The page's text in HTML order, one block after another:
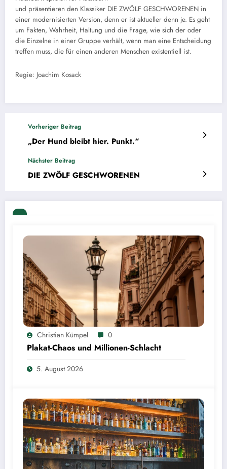
und präsentieren den Klassiker DIE ZWÖLF GESCHWORENEN in
einer modernisierten Version, denn er ist aktueller denn je. Es geht
um Fakten, Wahrheit, Haltung und die Frage, wie sich der oder
die Einzelne in einer Gruppe verhält, wenn man eine Entscheidung
treffen muss, die für einen anderen Menschen existentiell ist.
Regie: Joachim Kosack
Vorheriger Beitrag
„Der Hund bleibt hier. Punkt.“
Nächster Beitrag
DIE ZWÖLF GESCHWORENEN
Christian Kümpel 0
Plakat-Chaos und Millionen-Schlacht
5. August 2026